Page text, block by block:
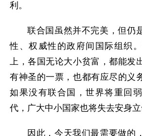
利。
联合国虽然并不完美，但仍
性、权威性的政府间国际组织
上，各国无论大小贫富，都能发
有神圣的一票，也都有应尽的义
如果没有联合国，世界将重回
代，广大中小国家也将失去安身立
因此，今天我们最需要做的